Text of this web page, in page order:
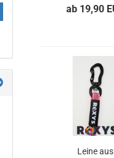
ab 19,90
Leine aus